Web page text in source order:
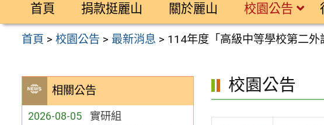
區
首頁 捐款挺麗山 關於麗山 校園公告
首頁 >校園公告 > 最新消息 > 114年度「高級中等學校第二
相關公告
2026-08-05 實研組
校園公告